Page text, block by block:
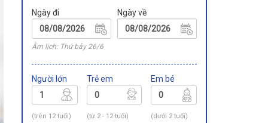
Ngày đi
Âm lịch: Thứ bảy 26/6
Ngày về
Người lớn
(trên 12 tuổi)
Trẻ em
(từ 2 - 12 tuổi)
Em bé
(dưới 2 tuổi)